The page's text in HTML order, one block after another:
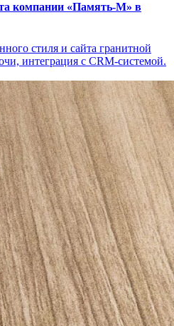
компании «Память-М» в
стиля и сайта гранитной
интеграция с CRM-системой.